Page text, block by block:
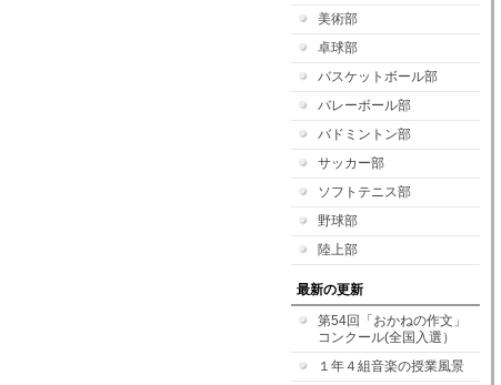
美術部
卓球部
バスケットボール部
バレーボール部
バドミントン部
サッカー部
ソフトテニス部
野球部
陸上部
最新の更新
第54回「おかねの作文」
コンクール(全国入選）
１年４組音楽の授業風景